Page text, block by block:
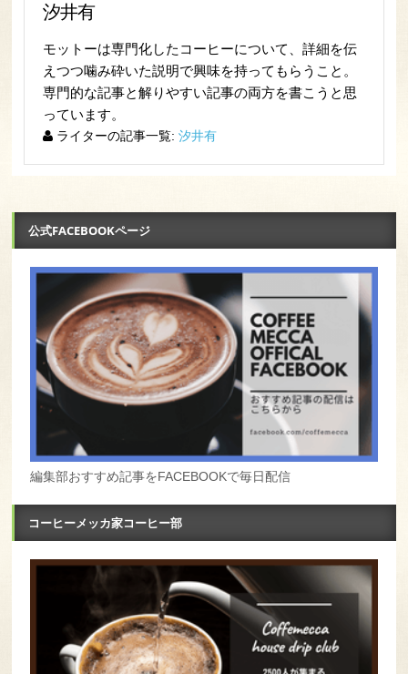
汐井有
モットーは専門化したコーヒーについて、詳細を伝
えつつ噛み砕いた説明で興味を持ってもらうこと。
専門的な記事と解りやすい記事の両方を書こうと思
っています。
ライターの記事一覧: 汐井有
公式FACEBOOKページ
編集部おすすめ記事をFACEBOOKで毎日配信
コーヒーメッカ家コーヒー部